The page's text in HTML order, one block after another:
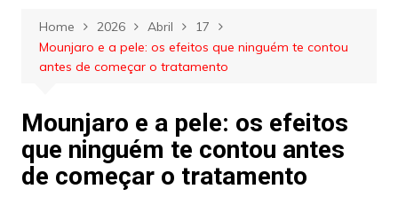
Home 2026 Abril
17
Mounjaro e a pele: os efeitos que ninguém te contou
antes de começar o tratamento
Mounjaro e a pele: os efeitos
que ninguém te contou antes
de começar o tratamento